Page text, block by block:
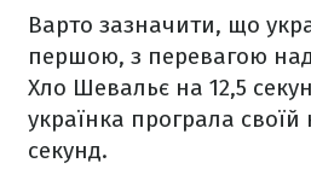
Варто зазначити, що
першою, з перевагою
Хло Шевальє на 12,5
українка програла своїй
секунд.